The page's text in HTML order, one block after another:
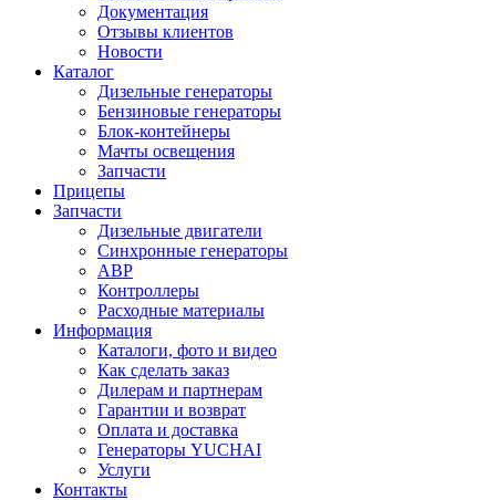
Документация
Отзывы клиентов
Новости
Каталог
Дизельные генераторы
Бензиновые генераторы
Блок-контейнеры
Мачты освещения
Запчасти
Прицепы
Запчасти
Дизельные двигатели
Синхронные генераторы
АВР
Контроллеры
Расходные материалы
Информация
Каталоги, фото и видео
Как сделать заказ
Дилерам и партнерам
Гарантии и возврат
Оплата и доставка
Генераторы YUCHAI
Услуги
Контакты